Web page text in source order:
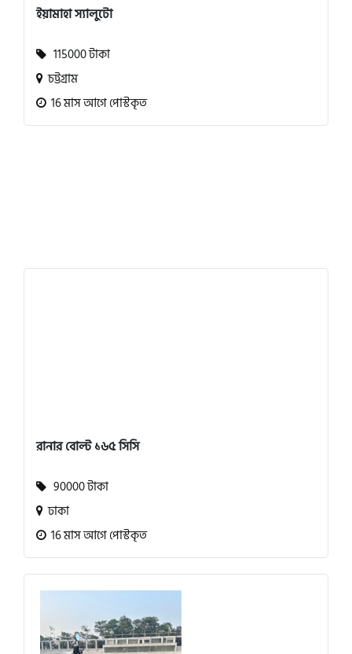
ইয়ামাহা স্যালুটো
115000 টাকা
চট্টগ্রাম
16 মাস আগে পোস্টকৃত
রানার বোল্ট ১৬৫ সিসি
90000 টাকা
ঢাকা
16 মাস আগে পোস্টকৃত